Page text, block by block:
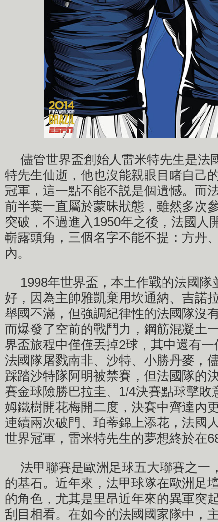
儘管世界盃創始人雷米特先生是法
特先生仙逝，他也沒能親眼目睹自己
冠軍，這一點不能不説是個遺憾。而
前半葉一直屬於蒙昧狀態，雖然多次
突破，不過進入1950年之後，法國人
嶄露頭角，三個名字不能不提：方丹
內。
1998年世界盃，本土作戰的法國隊
好，因為主帥雅凱棄用坎通納、吉諾
舉國不滿，但強調紀律性的法國隊沒
而爆發了空前的戰鬥力，鋼筋混凝土
界盃旅程中僅僅丟掉2球，其中還有
法國隊屠戮南非、沙特、小勝丹麥，
踩踏沙特隊阿明被禁賽，但法國隊的
賽金球險勝巴拉圭、1/4決賽點球擊敗
姆鐵樹開花梅開二度，決賽中齊達內
連續兩次破門、珀蒂錦上添花，法國
世界冠軍，雷米特先生的夢想終於在
法甲聯賽是歐洲足球五大聯賽之一
的基石。近年來，法甲球隊在歐洲足
的角色，尤其是里昂近年來的異軍突
刮目相看。在如今的法國國家隊中，